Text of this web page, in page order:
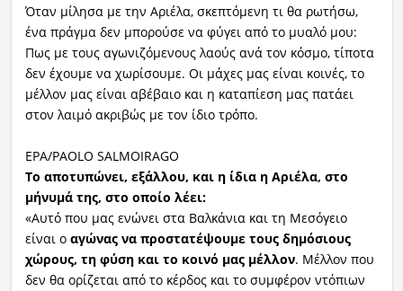
Όταν μίλησα με την Αριέλα, σκεπτόμενη τι θα ρωτήσω,
ένα πράγμα δεν μπορούσε να φύγει από το μυαλό μου:
Πως με τους αγωνιζόμενους λαούς ανά τον κόσμο, τίποτα
δεν έχουμε να χωρίσουμε. Οι μάχες μας είναι κοινές, το
μέλλον μας είναι αβέβαιο και η καταπίεση μας πατάει
στον λαιμό ακριβώς με τον ίδιο τρόπο.
EPA/PAOLO SALMOIRAGO
Το αποτυπώνει, εξάλλου, και η ίδια η Αριέλα, στο
μήνυμά της, στο οποίο λέει:
«Αυτό που μας ενώνει στα Βαλκάνια και τη Μεσόγειο
είναι ο αγώνας να προστατέψουμε τους δημόσιους
χώρους, τη φύση και το κοινό μας μέλλον. Μέλλον που
δεν θα ορίζεται από το κέρδος και το συμφέρον ντόπιων